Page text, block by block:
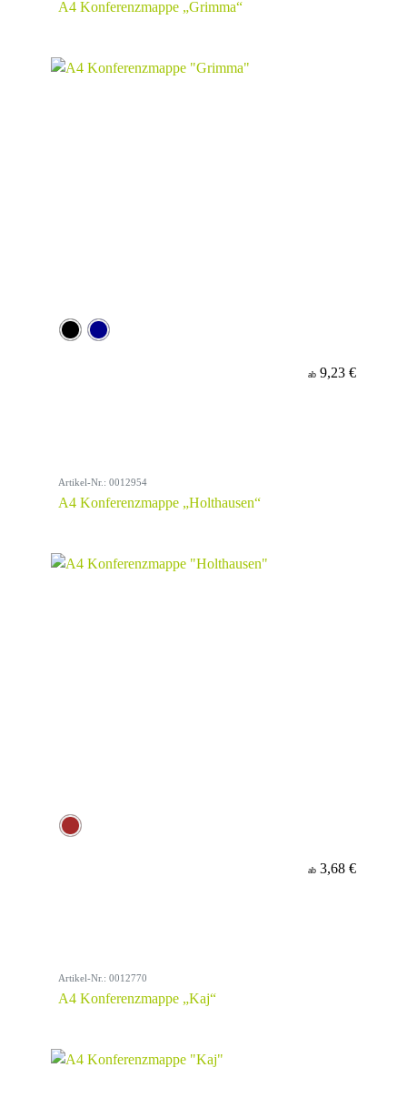
A4 Konferenzmappe „Grimma“
ab 9,23 €
Artikel-Nr.: 0012954
A4 Konferenzmappe „Holthausen“
ab 3,68 €
Artikel-Nr.: 0012770
A4 Konferenzmappe „Kaj“